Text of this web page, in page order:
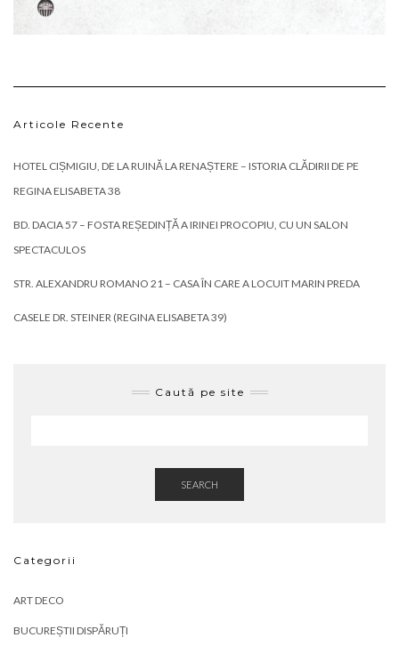
Articole Recente
HOTEL CIȘMIGIU, DE LA RUINĂ LA RENAȘTERE – ISTORIA CLĂDIRII DE PE
REGINA ELISABETA 38
BD. DACIA 57 – FOSTA REȘEDINȚĂ A IRINEI PROCOPIU, CU UN SALON
SPECTACULOS
STR. ALEXANDRU ROMANO 21 – CASA ÎN CARE A LOCUIT MARIN PREDA
CASELE DR. STEINER (REGINA ELISABETA 39)
Caută pe site
SEARCH
Categorii
ART DECO
BUCUREȘTII DISPĂRUȚI